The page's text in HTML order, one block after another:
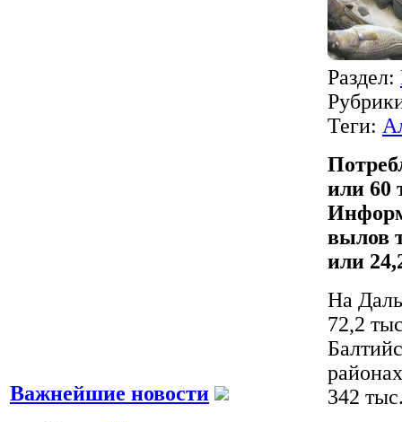
Важнейшие новости
Раздел:
Теги:
или 60
вылов
или
На
72,2
342